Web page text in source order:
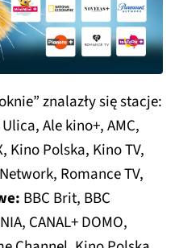
znalazły się stacje:
Ulica, Ale kino+, AMC,
Kino Polska, Kino TV,
Romance TV,
BBC Brit, BBC
CANAL+ DOMO,